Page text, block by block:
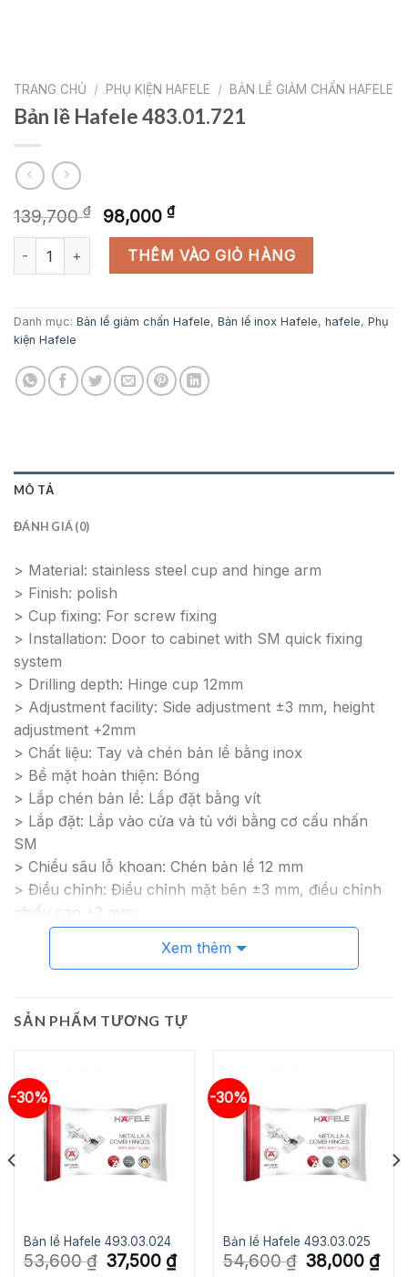
TRANG CHỦ / PHỤ KIỆN HAFELE / BẢN LỀ GIẢM CHẤN HAFELE
Bản lề Hafele 483.01.721
139,700₫
Giá
gốc
139,700 ₫.
98,000 ₫Giá
hiện
tại
là:
98,000 ₫.
Bản lề Hafele 483.01.721 số lượngTHÊM VÀO GIỎ HÀNG
Danh mục: Bản lề giảm chấn Hafele, Bản lề inox Hafele, hafele, Phụ
kiện Hafele
MÔ TẢ
ĐÁNH GIÁ (0)
> Material: stainless steel cup and hinge arm
> Finish: polish
> Cup fixing: For screw fixing
> Installation: Door to cabinet with SM quick fixing
system
> Drilling depth: Hinge cup 12mm
> Adjustment facility: Side adjustment ±3 mm, height
adjustment +2mm
> Chất liệu: Tay và chén bản lề bằng inox
> Bề mặt hoàn thiện: Bóng
> Lắp chén bản lề: Lắp đặt bằng vít
> Lắp đặt: Lắp vào cửa và tủ với bằng cơ cấu nhấn
SM
> Chiều sâu lỗ khoan: Chén bản lề 12 mm
> Điều chỉnh: Điều chỉnh mặt bên ±3 mm, điều chỉnh
chiều cao +2 mm
Xem thêm
SẢN PHẨM TƯƠNG TỰ
-30%
Bản lề Hafele 493.03.024
53,600₫
Giá
gốc
37,500 ₫Giá
-30%
Bản lề Hafele 493.03.025
54,600₫
Giá
gốc
38,000 ₫Giá
₫.